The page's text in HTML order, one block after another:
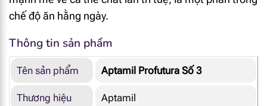
chế độ ăn hằng ngày.
Thông tin sản phẩm
Tên sản phẩm Aptamil Profutura Số 3
Thương hiệu Aptamil